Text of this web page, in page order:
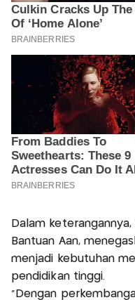
Dalam
Bantuan Aan,
menjadi kebutuhan
pendidikan tinggi.
“Dengan